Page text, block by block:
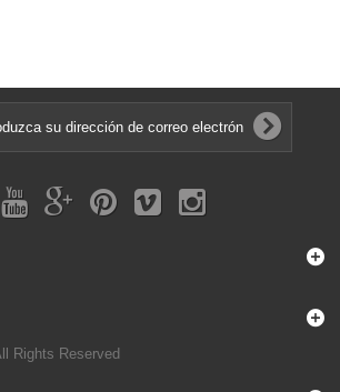
Rights Reserved